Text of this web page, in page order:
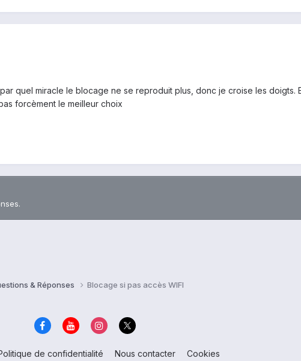
quel miracle le blocage ne se reproduit plus, donc je croise les doigts.
forcèment le meilleur choix
& Réponses Blocage si pas accès WIFI
de confidentialité Nous contacter Cookies